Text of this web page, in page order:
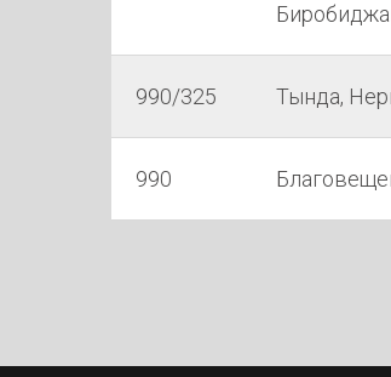
990/325 Тында,
990